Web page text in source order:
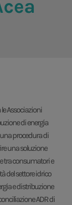
Associazioni
di energia
una procedura di
una soluzione
tra consumatori e
del settore idrico
e distribuzione
ADR di